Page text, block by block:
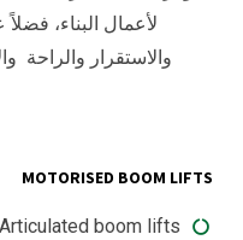
لأعمال البناء،
والاستقرار والراحة
MOTORISED BOOM LIFTS
Articulated boom lifts.